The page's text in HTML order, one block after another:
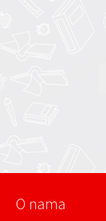
O nama